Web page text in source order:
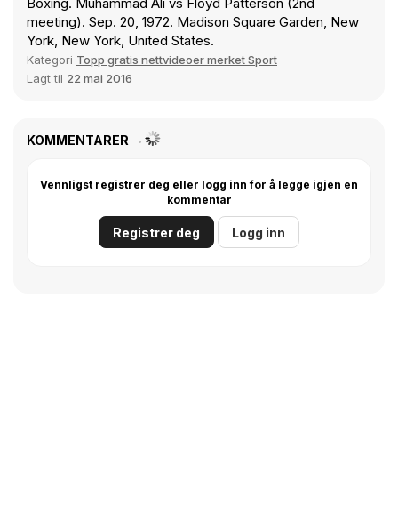
meeting). Sep. 20, 1972. Madison Square Garden, New
York, New York, United States.
Kategori Topp gratis nettvideoer merket Sport
Lagt til 22 mai 2016
KOMMENTARER
Vennligst registrer deg eller logg inn for å legge igjen en
kommentar
Registrer deg Logg inn